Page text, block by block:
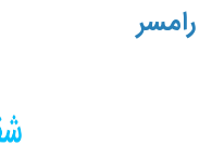
رامسر